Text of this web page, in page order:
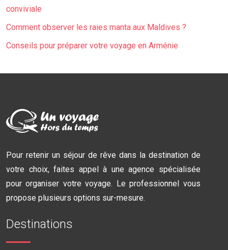
conviviale
Comment observer les raies manta aux Maldives ?
Conseils pour préparer votre voyage en Arménie
Pour retenir un séjour de rêve dans la destination de
votre choix, faites appel à une agence spécialisée
pour organiser votre voyage. Le professionnel vous
propose plusieurs options sur-mesure.
Destinations